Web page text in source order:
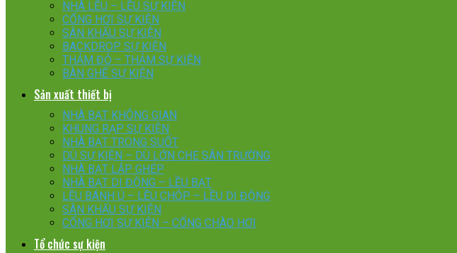
NHÀ LỀU – LỀU SỰ KIỆN
CỔNG HƠI SỰ KIỆN
SÂN KHẤU SỰ KIỆN
BACKDROP SỰ KIỆN
THẢM ĐỎ – THẢM SỰ KIỆN
BÀN GHẾ SỰ KIỆN
Sản xuất thiết bị
NHÀ BẠT KHÔNG GIAN
KHUNG RẠP SỰ KIỆN
NHÀ BẠT TRONG SUỐT
DÙ SỰ KIỆN – DÙ LỚN CHE SÂN TRƯỜNG
NHÀ BẠT LẮP GHÉP
NHÀ BẠT DI ĐỘNG – LỀU BẠT
LỀU BÁNH Ú – LỀU CHÓP – LỀU DI ĐỘNG
SÂN KHẤU SỰ KIỆN
CỔNG HƠI SỰ KIỆN – CỔNG CHÀO HƠI
Tổ chức sự kiện